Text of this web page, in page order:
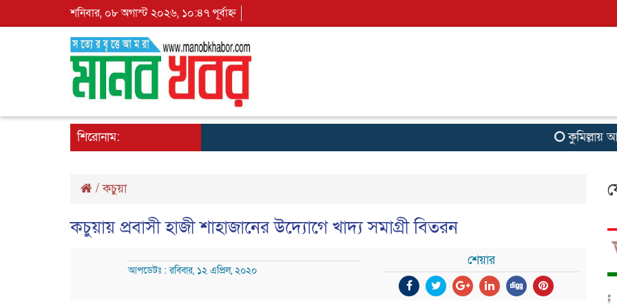
শনিবার, ০৮ অগাস্ট ২০২৬, ১০:৪৭ পূর্বাহ্ন
শিরোনাম: কুমিল্লায়
/কচুয়া
কচুয়ায় প্রবাসী হাজী শাহাজানের উদ্যোগে খাদ্য সমাগ্রী বিতরন
আপডেটঃ : রবিবার, ১২ এপ্রিল, ২০২০
শেয়ার